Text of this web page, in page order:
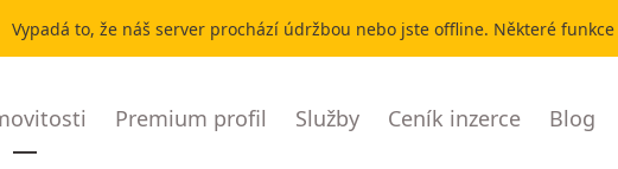
Vypadá to, že náš server prochází údržbou nebo jste offline. Některé
Premium profil Služby Ceník inzerce Blog